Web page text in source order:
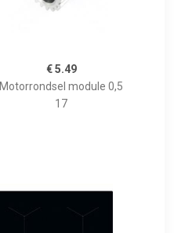
€ 5.49
Motorrondsel module 0,5
17